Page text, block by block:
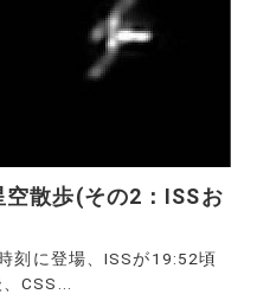
散歩(その2：ISSお
刻に登場、ISSが19:52頃
CSS...